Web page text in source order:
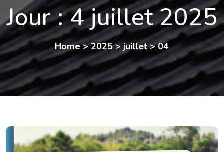
Jour :4 juillet 2025
Home>2025> juillet>04